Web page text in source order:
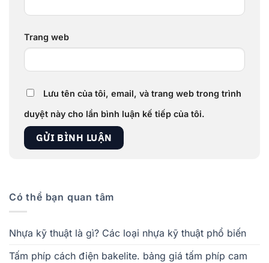
Trang web
Lưu tên của tôi, email, và trang web trong trình
duyệt này cho lần bình luận kế tiếp của tôi.
Có thể bạn quan tâm
Nhựa kỹ thuật là gì? Các loại nhựa kỹ thuật phổ biến
Tấm phíp cách điện bakelite. bảng giá tấm phíp cam